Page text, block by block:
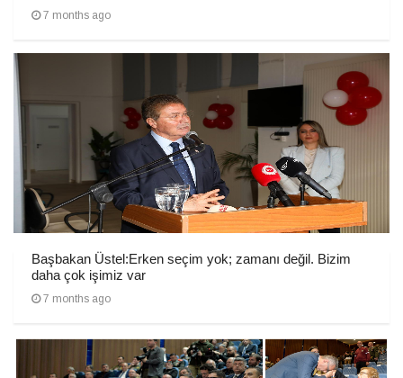
7 months ago
Başbakan Üstel:Erken seçim yok; zamanı değil. Bizim
daha çok işimiz var
7 months ago